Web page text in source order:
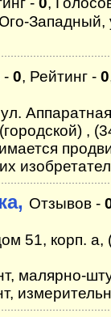
- 0, Рейтинг - 0
,
Отзывов -
51, корп.
малярно-